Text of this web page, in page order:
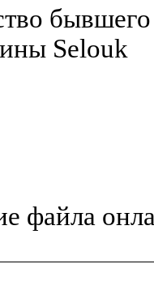
Selouk
файла